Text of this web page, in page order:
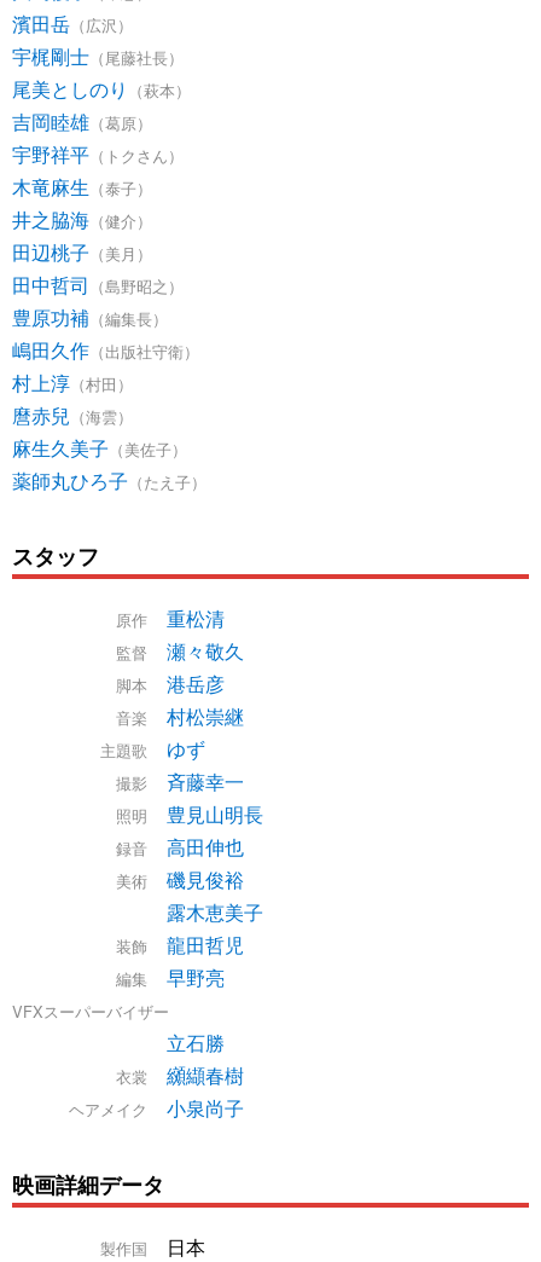
濱田岳 （広沢）
宇梶剛士 （尾藤社長）
尾美としのり （萩本）
吉岡睦雄 （葛原）
宇野祥平 （トクさん）
木竜麻生 （泰子）
井之脇海 （健介）
田辺桃子 （美月）
田中哲司 （島野昭之）
豊原功補 （編集長）
嶋田久作 （出版社守衛）
村上淳 （村田）
麿赤兒 （海雲）
麻生久美子 （美佐子）
薬師丸ひろ子 （たえ子）
スタッフ
原作 重松清
監督 瀬々敬久
脚本 港岳彦
音楽 村松崇継
主題歌 ゆず
撮影 斉藤幸一
照明 豊見山明長
録音 高田伸也
美術
磯見俊裕
露木恵美子
装飾 龍田哲児
編集 早野亮
VFXスーパーバイザー
立石勝
衣裳 纐纈春樹
ヘアメイク 小泉尚子
映画詳細データ
製作国 日本